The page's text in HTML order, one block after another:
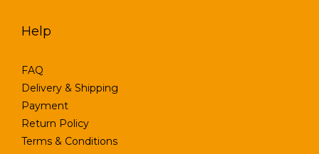
Help
FAQ
Delivery & Shipping
Payment
Return Policy
Terms & Conditions